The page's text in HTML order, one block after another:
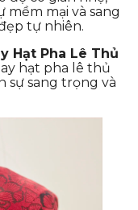
mềm mại và sang
tự nhiên.
Hạt Pha Lê Thủ
hạt pha lê thủ
sự sang trọng và